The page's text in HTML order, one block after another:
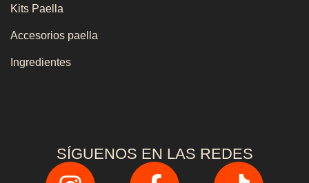
Kits Paella
Accesorios paella
Ingredientes
SÍGUENOS EN LAS REDES